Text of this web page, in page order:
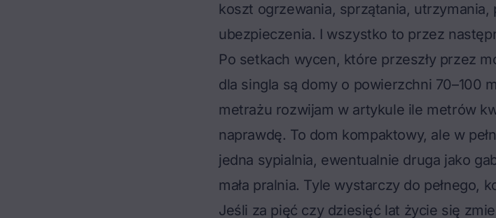
koszt ogrzewania, sprzątania,
ubezpieczenia. I wszystko to przez
Po setkach wycen, które przeszły przez
dla singla są domy o powierzchni 70–100
metrażu rozwijam w artykule ile metrów
naprawdę. To dom kompaktowy, ale w
jedna sypialnia, ewentualnie druga jako
mała pralnia. Tyle wystarczy do pełnego,
Jeśli za pięć czy dziesięć lat życie się